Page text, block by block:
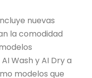
nuevas
la comodidad
Wash y AI Dry a
modelos que